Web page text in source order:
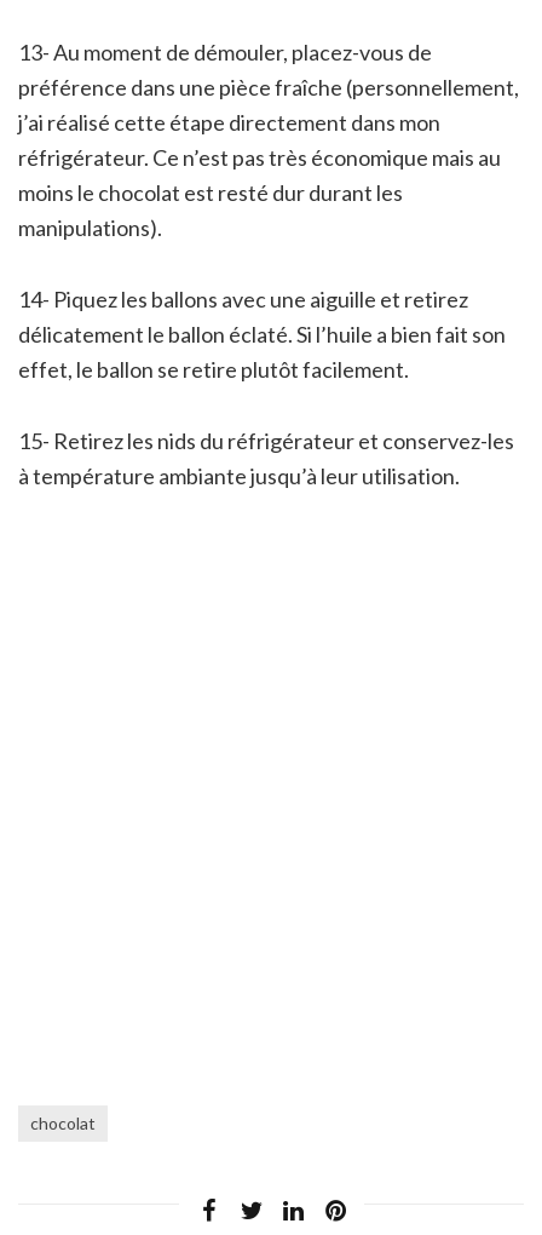
13- Au moment de démouler, placez-vous de
préférence dans une pièce fraîche (personnellement,
j’ai réalisé cette étape directement dans mon
réfrigérateur. Ce n’est pas très économique mais au
moins le chocolat est resté dur durant les
manipulations).
14- Piquez les ballons avec une aiguille et retirez
délicatement le ballon éclaté. Si l’huile a bien fait son
effet, le ballon se retire plutôt facilement.
15- Retirez les nids du réfrigérateur et conservez-les
à température ambiante jusqu’à leur utilisation.
chocolat